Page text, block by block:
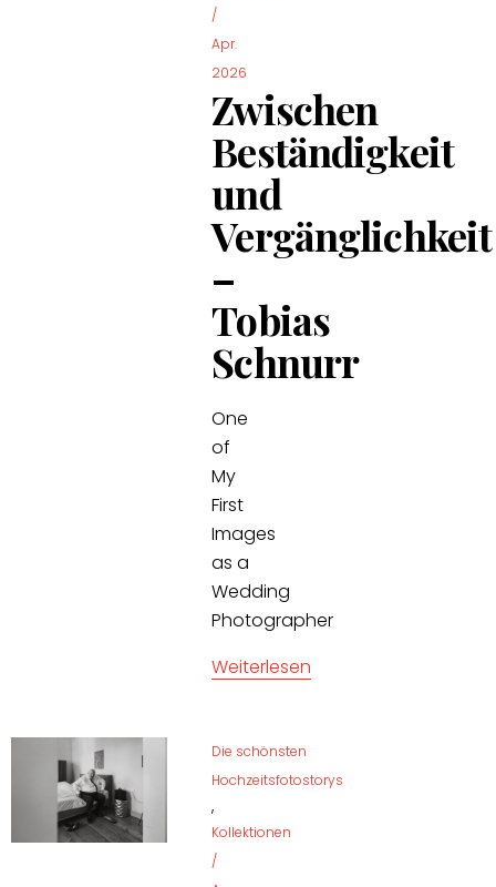
/
Apr.
2026
Zwischen
Beständigkeit
und
Vergänglichkeit
–
Tobias
Schnurr
One
of
My
First
Images
as a
Wedding
Photographer
Weiterlesen
Die schönsten
Hochzeitsfotostorys
,
Kollektionen
/